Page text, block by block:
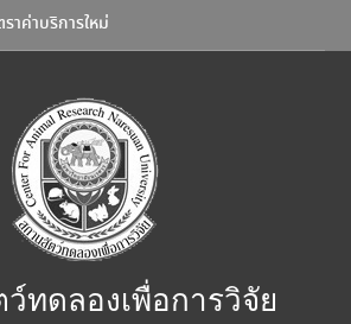
าค่าบริการใหม่
ดลองเพื่อการวิจัย
ยนเรศวร จับมือ
of
และมหาวิทยาลัย
ลงนาม MOU ยก
จัยทดสอบความ
ะดับก่อนคลินิกสู่
ช้อุปกรณ์คุ้มครอง
ดภัยส่วนบุคคล
ทดลองเพื่อการวิจัย